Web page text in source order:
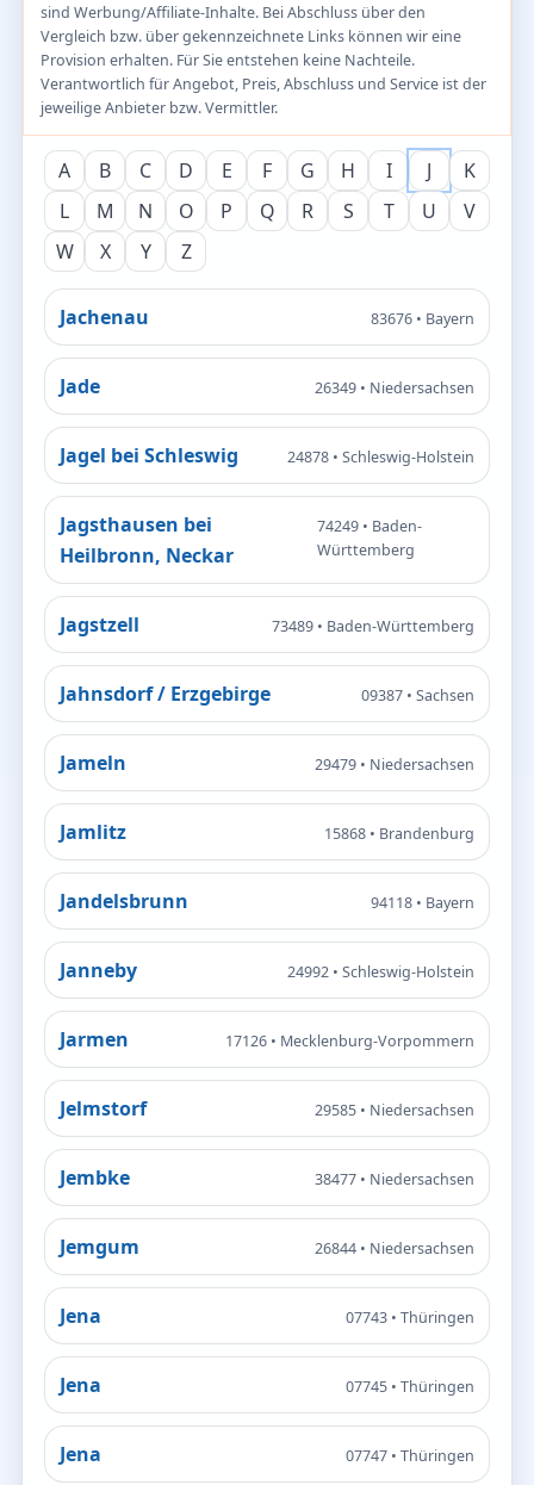
sind Werbung/Affiliate-Inhalte. Bei Abschluss über den
Vergleich bzw. über gekennzeichnete Links können wir eine
Provision erhalten. Für Sie entstehen keine Nachteile.
Verantwortlich für Angebot, Preis, Abschluss und Service ist der
jeweilige Anbieter bzw. Vermittler.
A B C D E F G H I J
K
L
M N O P Q R S T U
V
W
X Y Z
Jachenau 83676 • Bayern
Jade 26349 • Niedersachsen
Jagel bei Schleswig 24878 • Schleswig-Holstein
Jagsthausen bei
Heilbronn, Neckar
74249 • Baden-
Württemberg
Jagstzell 73489 • Baden-Württemberg
Jahnsdorf / Erzgebirge 09387 • Sachsen
Jameln 29479 • Niedersachsen
Jamlitz 15868 • Brandenburg
Jandelsbrunn 94118 • Bayern
Janneby 24992 • Schleswig-Holstein
Jarmen 17126 • Mecklenburg-Vorpommern
Jelmstorf 29585 • Niedersachsen
Jembke 38477 • Niedersachsen
Jemgum 26844 • Niedersachsen
Jena 07743 • Thüringen
Jena 07745 • Thüringen
Jena 07747 • Thüringen